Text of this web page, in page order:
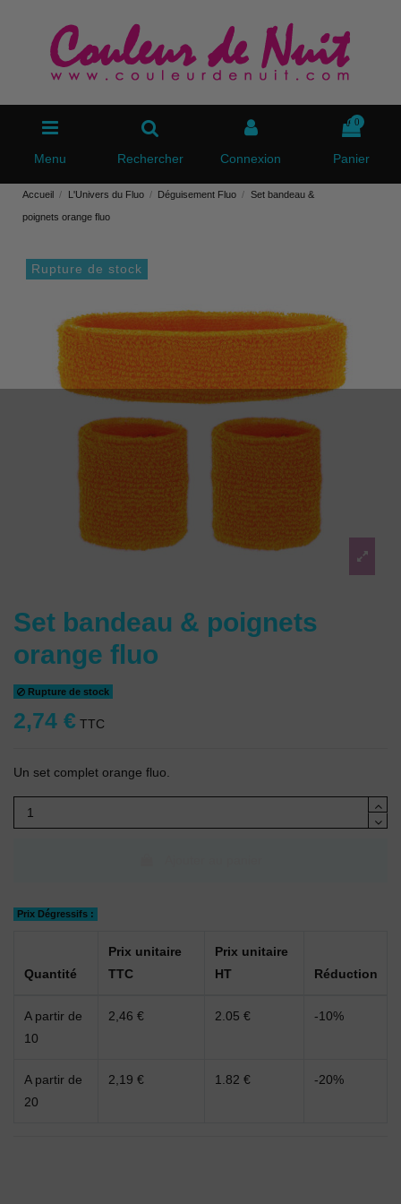
Menu Rechercher Connexion
0
Panier
Accueil L'Univers du Fluo Déguisement Fluo Set bandeau &
poignets orange fluo
Rupture de stock
Set bandeau & poignets
orange fluo
Rupture de stock
2,74 € TTC
Un set complet orange fluo.
Prix Dégressifs :
Quantité
Prix unitaire
TTC
Prix unitaire
HT
Réduction
A partir de
10
2,46 € 2.05 € -10%
A partir de
20
2,19 € 1.82 € -20%